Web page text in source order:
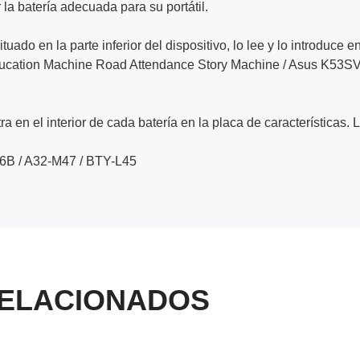
batería adecuada para su portátil.
en la parte inferior del dispositivo, lo lee y lo introduce
Machine Road Attendance Story Machine / Asus
en el interior de cada batería en la placa de características.
/ A32-M47 / BTY-L45